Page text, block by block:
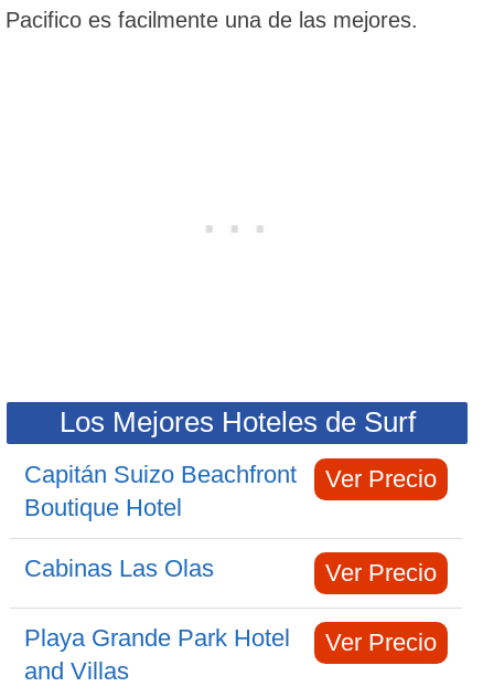
Pacifico es facilmente una de las mejores.
Los Mejores Hoteles de Surf
Capitán Suizo Beachfront
Boutique Hotel
Ver Precio
Cabinas Las Olas Ver Precio
Playa Grande Park Hotel
and Villas
Ver Precio